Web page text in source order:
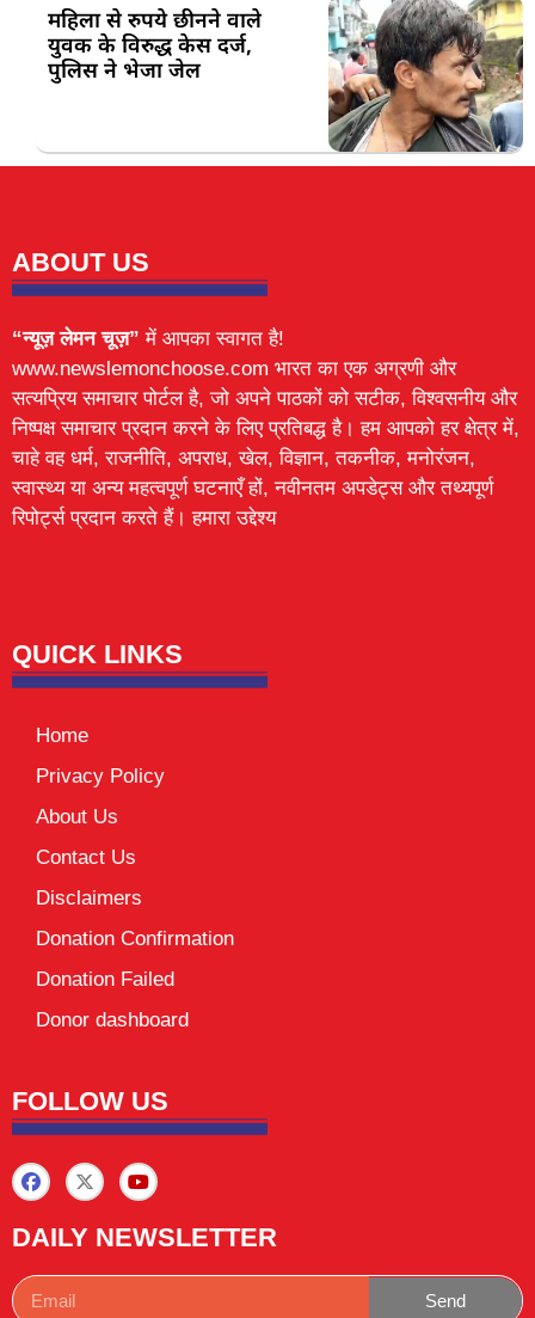
महिला से रुपये छीनने वाले
युवक के विरुद्ध केस दर्ज,
पुलिस ने भेजा जेल
ABOUT US
“न्यूज़ लेमन चूज़” में आपका स्वागत है!
www.newslemonchoose.com भारत का एक अग्रणी और
सत्यप्रिय समाचार पोर्टल है, जो अपने पाठकों को सटीक, विश्वसनीय और
निष्पक्ष समाचार प्रदान करने के लिए प्रतिबद्ध है। हम आपको हर क्षेत्र में,
चाहे वह धर्म, राजनीति, अपराध, खेल, विज्ञान, तकनीक, मनोरंजन,
स्वास्थ्य या अन्य महत्वपूर्ण घटनाएँ हों, नवीनतम अपडेट्स और तथ्यपूर्ण
रिपोर्ट्स प्रदान करते हैं। हमारा उद्देश्य
QUICK LINKS
Home
Privacy Policy
About Us
Contact Us
Disclaimers
Donation Confirmation
Donation Failed
Donor dashboard
FOLLOW US
DAILY NEWSLETTER
Send